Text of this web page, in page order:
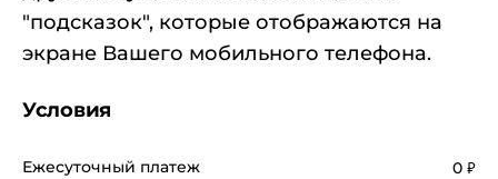
"подсказок", которые отображаются на
экране Вашего мобильного телефона.
Условия
Ежесуточный платеж 0 ₽